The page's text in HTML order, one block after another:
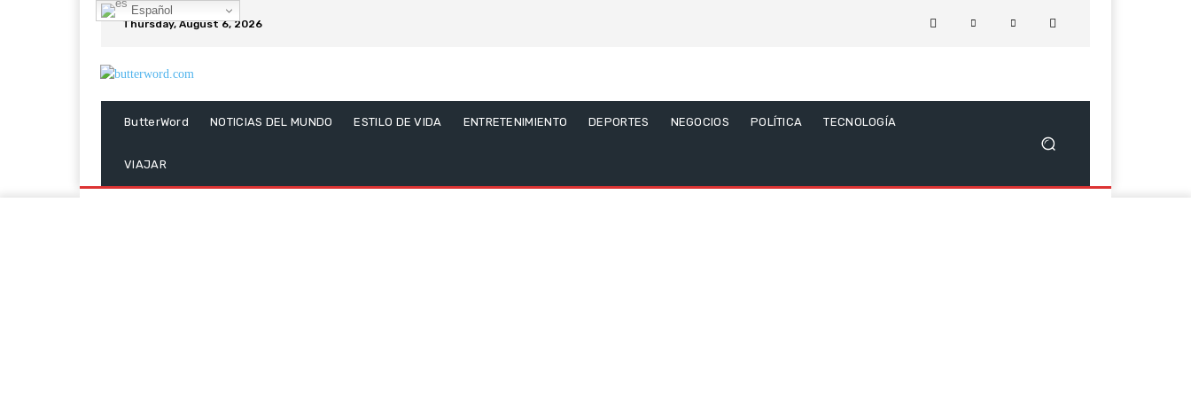
Thursday, August 6, 2026
ButterWord NOTICIAS DEL MUNDO ESTILO DE VIDA ENTRETENIMIENTO DEPORTES NEGOCIOS POLÍTICA TECNOLOGÍA
VIAJAR
Español